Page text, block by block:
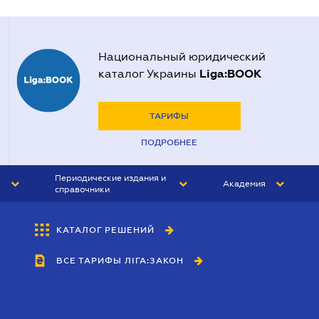
Национальный юридический
каталог Украины Liga:BOOK
ТАРИФЫ
ПОДРОБНЕЕ
Периодические издания и
справочники
БУХГАЛТЕР&ЗАКОН
ВЕСТНИК МСФО
Академия
КАТАЛОГ РЕШЕНИЙ
ВСЕ ТАРИФЫ ЛІГА:ЗАКОН